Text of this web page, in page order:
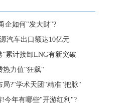
企如何"发大财"?
汽车出口额达10亿元
”累计接卸LNG有新突破
热力值"狂飙"
局?"学术天团"精准"把脉"
今年有哪些"开游红利"?